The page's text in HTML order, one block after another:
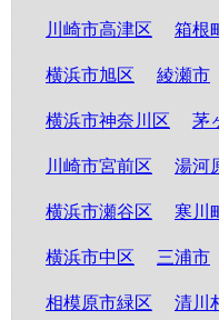
川崎市高津区 箱根
横浜市旭区 綾瀬市
横浜市神奈川区 茅
川崎市宮前区 湯河
横浜市瀬谷区 寒川
横浜市中区 三浦市
相模原市緑区 清川